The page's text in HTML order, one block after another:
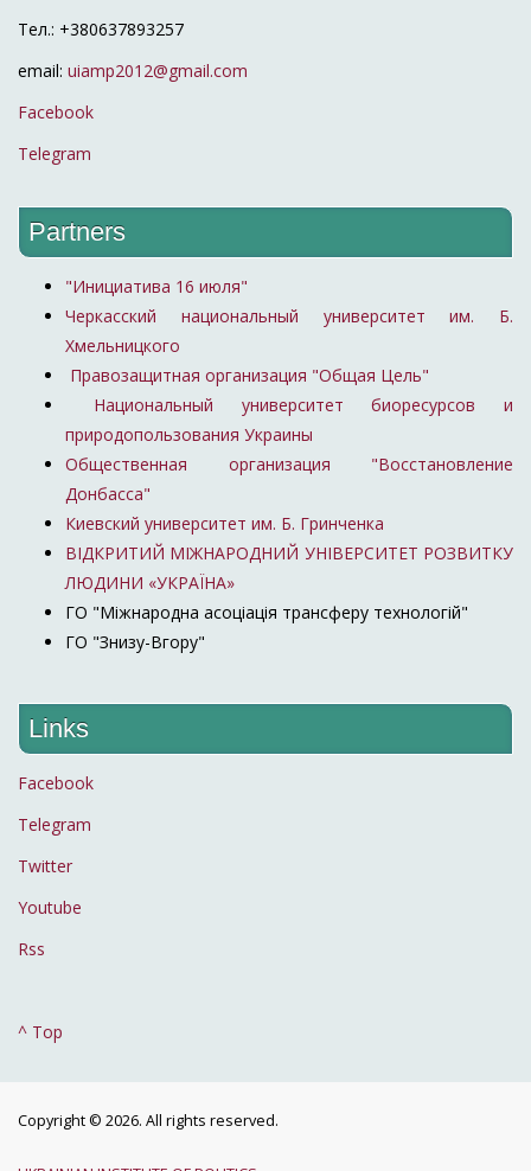
Тел.: +380637893257
email: uiamp2012@gmail.com
Facebook
Telegram
Partners
"Инициатива 16 июля"
Черкасский национальный университет им. Б.
Хмельницкого
Правозащитная организация "Общая Цель"
Национальный университет биоресурсов и
природопользования Украины
Общественная организация "Восстановление
Донбасса"
Киевский университет им. Б. Гринченка
ВІДКРИТИЙ МІЖНАРОДНИЙ УНІВЕРСИТЕТ РОЗВИТКУ
ЛЮДИНИ «УКРАЇНА»
ГО "Міжнародна асоціація трансферу технологій"
ГО "Знизу-Вгору"
Links
Facebook
Telegram
Twitter
Youtube
Rss
^ Top
Copyright © 2026. All rights reserved.